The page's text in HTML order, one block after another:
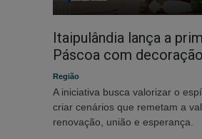
Itaipulândia lança a
Páscoa com
Região
A iniciativa busca valorizar o
criar cenários que remetam a
renovação, união e esperança.